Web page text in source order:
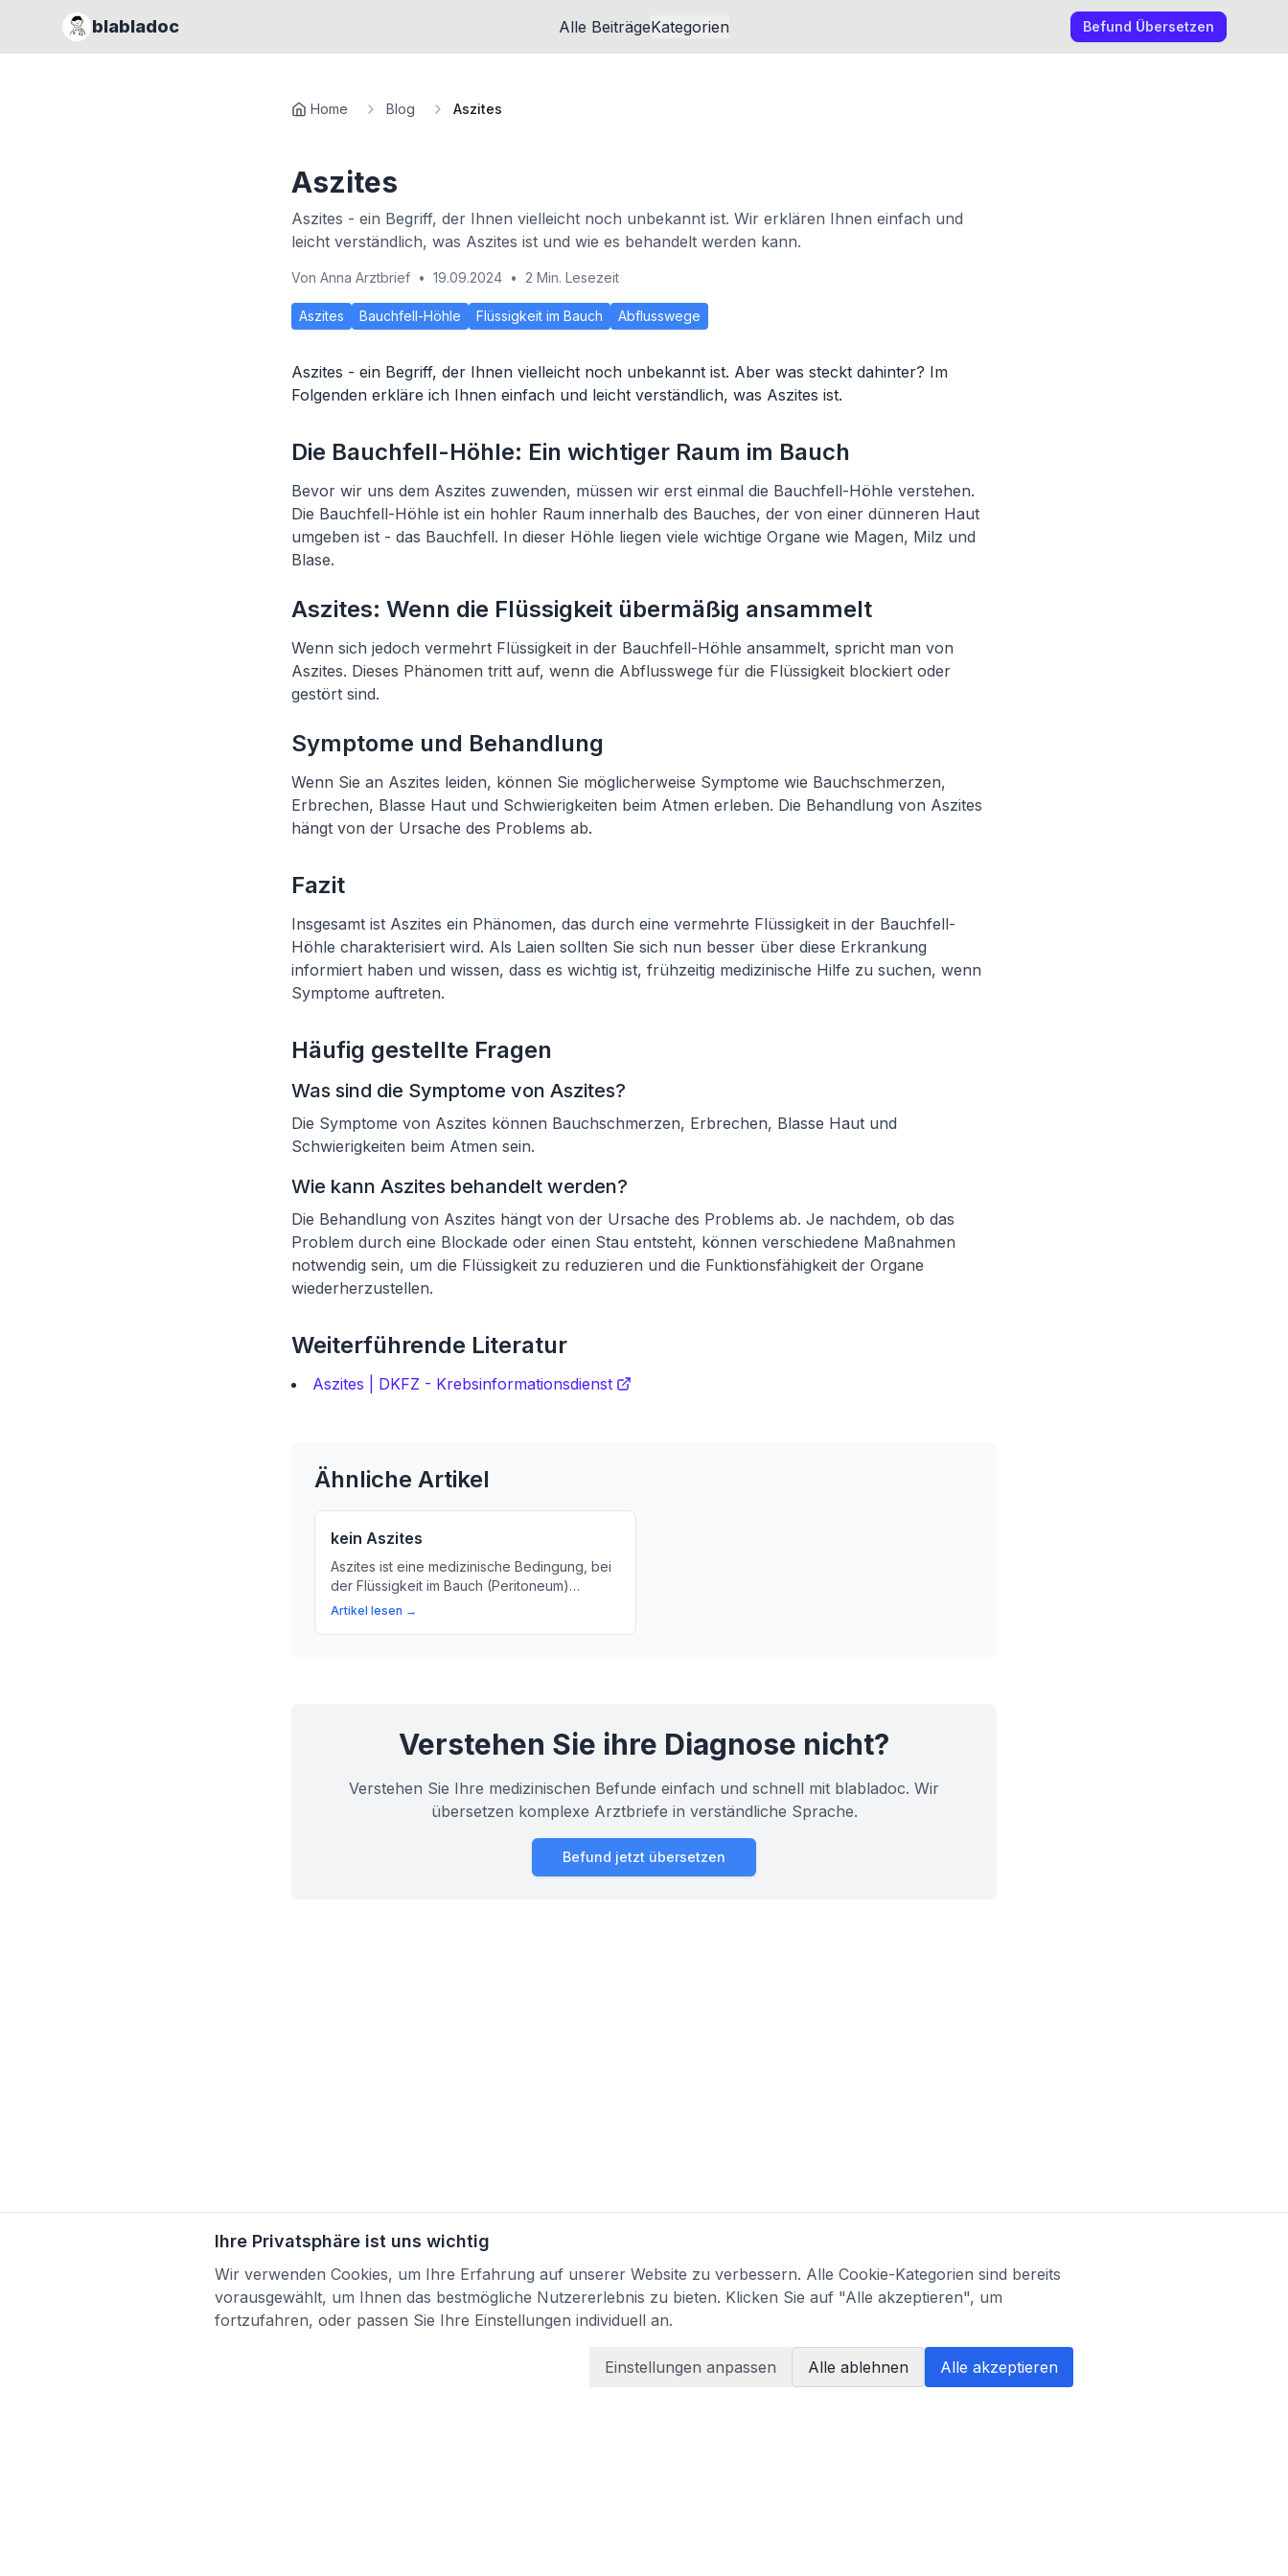
blabladoc Alle BeiträgeKategorien Befund Übersetzen
Home Blog Aszites
Aszites
Aszites - ein Begriff, der Ihnen vielleicht noch unbekannt ist. Wir erklären Ihnen einfach und
leicht verständlich, was Aszites ist und wie es behandelt werden kann.
Von Anna Arztbrief • 19.09.2024 • 2 Min. Lesezeit
Aszites Bauchfell-Höhle Flüssigkeit im Bauch Abflusswege
Aszites - ein Begriff, der Ihnen vielleicht noch unbekannt ist. Aber was steckt dahinter? Im
Folgenden erkläre ich Ihnen einfach und leicht verständlich, was Aszites ist.
Die Bauchfell-Höhle: Ein wichtiger Raum im Bauch
Bevor wir uns dem Aszites zuwenden, müssen wir erst einmal die Bauchfell-Höhle verstehen.
Die Bauchfell-Höhle ist ein hohler Raum innerhalb des Bauches, der von einer dünneren Haut
umgeben ist - das Bauchfell. In dieser Höhle liegen viele wichtige Organe wie Magen, Milz und
Blase.
Aszites: Wenn die Flüssigkeit übermäßig ansammelt
Wenn sich jedoch vermehrt Flüssigkeit in der Bauchfell-Höhle ansammelt, spricht man von
Aszites. Dieses Phänomen tritt auf, wenn die Abflusswege für die Flüssigkeit blockiert oder
gestört sind.
Symptome und Behandlung
Wenn Sie an Aszites leiden, können Sie möglicherweise Symptome wie Bauchschmerzen,
Erbrechen, Blasse Haut und Schwierigkeiten beim Atmen erleben. Die Behandlung von Aszites
hängt von der Ursache des Problems ab.
Fazit
Insgesamt ist Aszites ein Phänomen, das durch eine vermehrte Flüssigkeit in der Bauchfell-
Höhle charakterisiert wird. Als Laien sollten Sie sich nun besser über diese Erkrankung
informiert haben und wissen, dass es wichtig ist, frühzeitig medizinische Hilfe zu suchen, wenn
Symptome auftreten.
Häufig gestellte Fragen
Was sind die Symptome von Aszites?
Die Symptome von Aszites können Bauchschmerzen, Erbrechen, Blasse Haut und
Schwierigkeiten beim Atmen sein.
Wie kann Aszites behandelt werden?
Die Behandlung von Aszites hängt von der Ursache des Problems ab. Je nachdem, ob das
Problem durch eine Blockade oder einen Stau entsteht, können verschiedene Maßnahmen
notwendig sein, um die Flüssigkeit zu reduzieren und die Funktionsfähigkeit der Organe
wiederherzustellen.
Weiterführende Literatur
Aszites | DKFZ - Krebsinformationsdienst
Ähnliche Artikel
kein Aszites
Aszites ist eine medizinische Bedingung, bei
der Flüssigkeit im Bauch (Peritoneum)
ansammelt. Hier erfahren Sie mehr über die
Artikel lesen →
Verstehen Sie ihre Diagnose nicht?
Verstehen Sie Ihre medizinischen Befunde einfach und schnell mit blabladoc. Wir
übersetzen komplexe Arztbriefe in verständliche Sprache.
Befund jetzt übersetzen
Ihre Privatsphäre ist uns wichtig
Wir verwenden Cookies, um Ihre Erfahrung auf unserer Website zu verbessern. Alle Cookie-Kategorien sind bereits
vorausgewählt, um Ihnen das bestmögliche Nutzererlebnis zu bieten. Klicken Sie auf "Alle akzeptieren", um
fortzufahren, oder passen Sie Ihre Einstellungen individuell an.
Einstellungen anpassen Alle ablehnen Alle akzeptieren